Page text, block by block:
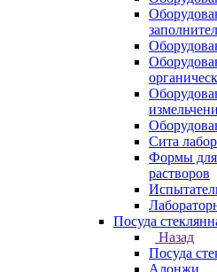
Сита
Формы для
растворов
Посуда
Назад
Посуда
Алонжи